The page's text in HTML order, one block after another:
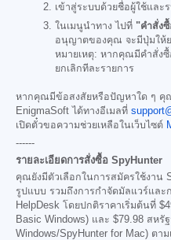
เข้าสู่ระบบด้วยชื่อผู้ใช้แล
ในเมนูนำทาง ไปที่ "คำสั่ง
อนุญาตของคุณ จะมีปุ่มให้ย
หมายเหตุ: หากคุณมีคำสั่ง
ยกเลิกทีละรายการ
หากคุณมีข้อสงสัยหรือปัญหาใด ๆ คุ
EnigmaSoft ได้ทางอีเมลที่
เปิดตั๋วขอความช่วยเหลือในเว็บไซต์
------
รายละเอียดการสั่งซื้อ SpyHunter
คุณยังมีตัวเลือกในการสมัครใช้งาน
รูปแบบ รวมถึงการกำจัดมัลแวร์และ
HelpDesk โดยปกติราคาเริ่มต้นที่
Basic Windows) และ $79.98 สหรั
Windows/SpyHunter for Mac) ต